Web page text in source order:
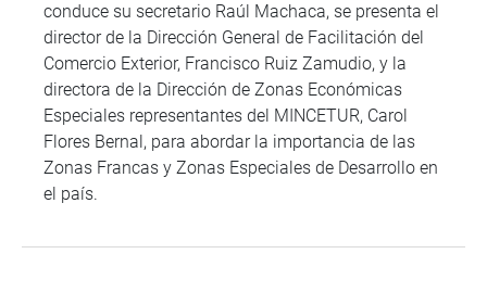
conduce su secretario Raúl Machaca, se presenta el
director de la Dirección General de Facilitación del
Comercio Exterior, Francisco Ruiz Zamudio, y la
directora de la Dirección de Zonas Económicas
Especiales representantes del MINCETUR, Carol
Flores Bernal, para abordar la importancia de las
Zonas Francas y Zonas Especiales de Desarrollo en
el país.